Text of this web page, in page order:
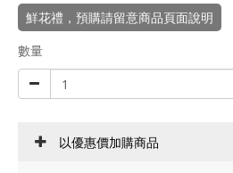
鮮花禮，預購請留意商品頁面說明
數量
以優惠價加購商品